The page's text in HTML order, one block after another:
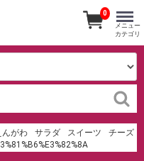
んがわ サラダ スイーツ
チーズ
0
メニュー
カテゴリ